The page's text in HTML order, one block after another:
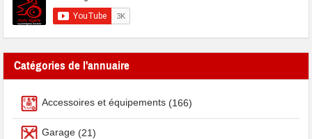
Catégories de l'annuaire
Accessoires et équipements (166)
Garage (21)